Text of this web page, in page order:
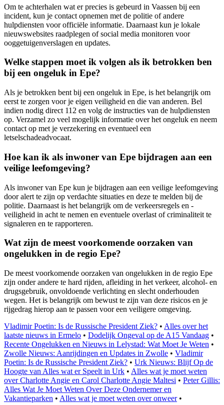
Om te achterhalen wat er precies is gebeurd in Vaassen bij een
incident, kun je contact opnemen met de politie of andere
hulpdiensten voor officiële informatie. Daarnaast kun je lokale
nieuwswebsites raadplegen of social media monitoren voor
ooggetuigenverslagen en updates.
Welke stappen moet ik volgen als ik betrokken ben
bij een ongeluk in Epe?
Als je betrokken bent bij een ongeluk in Epe, is het belangrijk om
eerst te zorgen voor je eigen veiligheid en die van anderen. Bel
indien nodig direct 112 en volg de instructies van de hulpdiensten
op. Verzamel zo veel mogelijk informatie over het ongeluk en neem
contact op met je verzekering en eventueel een
letselschadeadvocaat.
Hoe kan ik als inwoner van Epe bijdragen aan een
veilige leefomgeving?
Als inwoner van Epe kun je bijdragen aan een veilige leefomgeving
door alert te zijn op verdachte situaties en deze te melden bij de
politie. Daarnaast is het belangrijk om de verkeersregels en -
veiligheid in acht te nemen en eventuele overlast of criminaliteit te
signaleren en te rapporteren.
Wat zijn de meest voorkomende oorzaken van
ongelukken in de regio Epe?
De meest voorkomende oorzaken van ongelukken in de regio Epe
zijn onder andere te hard rijden, afleiding in het verkeer, alcohol- en
drugsgebruik, onvoldoende verlichting en slecht onderhouden
wegen. Het is belangrijk om bewust te zijn van deze risicos en je
rijgedrag hierop aan te passen voor een veiligere omgeving.
Vladimir Poetin: Is de Russische President Ziek? • Alles over het
laatste nieuws in Ermelo • Dodelijk Ongeval op de A15 Vandaag •
Recente Ongelukken en Nieuws in Lelystad: Wat Moet Je Weten •
Zwolle Nieuws: Aanrijdingen en Updates in Zwolle • Vladimir
Poetin: Is de Russische President Ziek? • Urk Nieuws: Blijf Op de
Hoogte van Alles wat er Speelt in Urk • Alles wat je moet weten
over Charlotte Angie en Carol Charlotte Angie Maltesi • Peter Gillis:
Alles Wat Je Moet Weten Over Deze Ondernemer en
Vakantieparken • Alles wat je moet weten over onweer•